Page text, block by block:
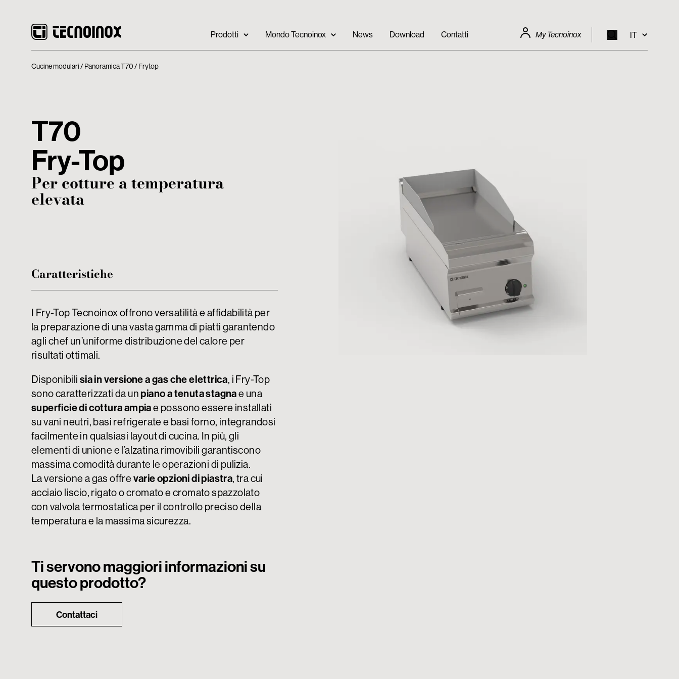
Prodotti Mondo Tecnoinox News Download Contatti My Tecnoinox IT
Cucine modulari Panoramica T70 Frytop
T70
Fry-Top
Per cotture a temperatura
elevata
Caratteristiche
I Fry-Top Tecnoinox offrono versatilità e affidabilità per
la preparazione di una vasta gamma di piatti garantendo
agli chef un’uniforme distribuzione del calore per
risultati ottimali.
Disponibili sia in versione a gas che elettrica, i Fry-Top
sono caratterizzati da unpiano a tenuta stagnae una
superficie di cottura ampiae possono essere installati
su vani neutri, basi refrigerate e basi forno, integrandosi
facilmente in qualsiasi layout di cucina. In più, gli
elementi di unione e l’alzatina rimovibili garantiscono
massima comodità durante le operazioni di pulizia.
La versione a gas offrevarie opzioni di piastra, tra cui
acciaio liscio, rigato o cromato e cromato spazzolato
con valvola termostatica per il controllo preciso della
temperatura e la massima sicurezza.
Ti servono maggiori informazioni su
questo prodotto?
Contattaci